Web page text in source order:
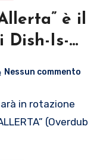
è il
Dish-Is-
Nessun commento
in rotazione
(Overdub